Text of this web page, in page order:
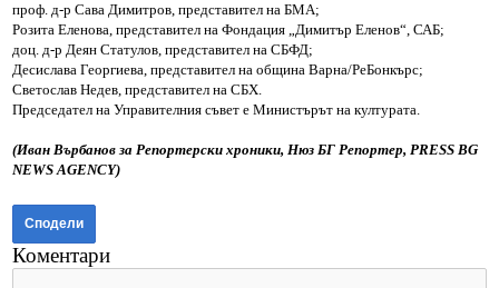
проф. д-р Сава Димитров, представител на БМА;
Розита Еленова, представител на Фондация „Димитър Еленов“, САБ;
доц. д-р Деян Статулов, представител на СБФД;
Десислава Георгиева, представител на община Варна/РеБонкърс;
Светослав Недев, представител на СБХ.
Председател на Управителния съвет е Министърът на културата.
(Иван Върбанов за Репортерски хроники, Нюз БГ Репортер, PRESS BG
NEWS AGENCY)
Сподели
Коментари